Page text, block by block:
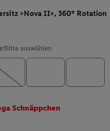
»Nova II«, 360° Rotation
Bitte auswählen
Schnäppchen